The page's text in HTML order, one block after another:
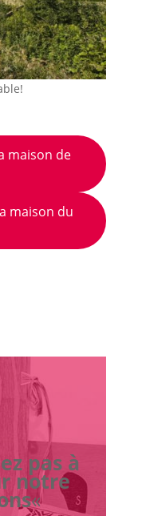
maison de
maison du
pas à
notre
«